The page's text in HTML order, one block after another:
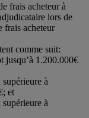
frais acheteur à
lors de
frais acheteur
comme suit:
jusqu’à 1.200.000€
à
et
à